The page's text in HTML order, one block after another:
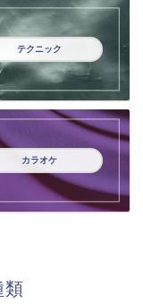
テクニック
カラオケ
類